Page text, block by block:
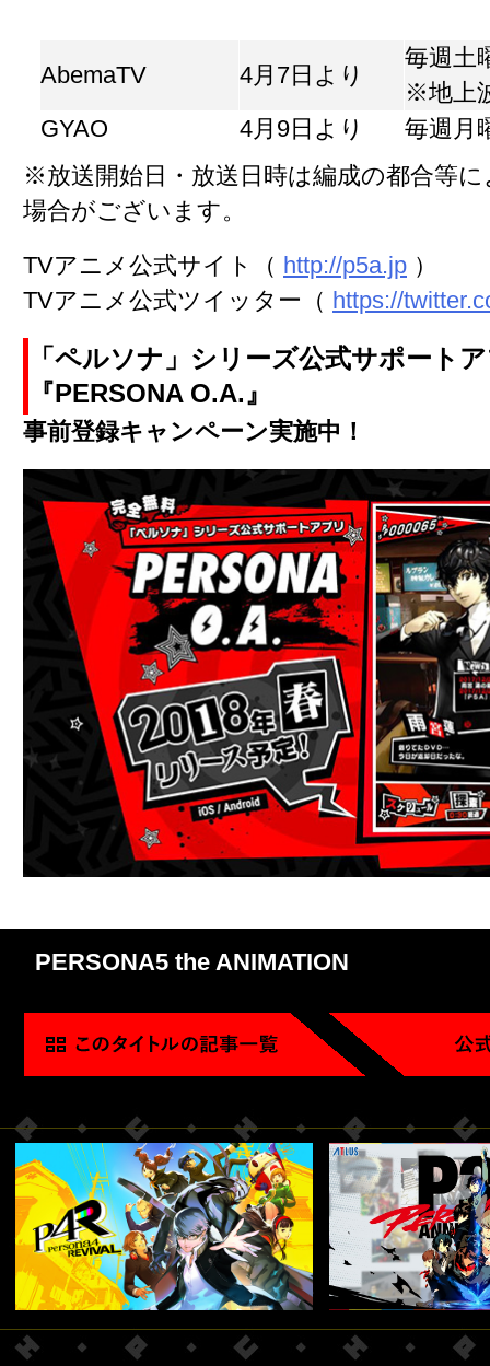
AbemaTV 4月7日より
毎週土
※地上
GYAO
4月9日より
毎週月
※放送開始日・放送日時は編成の都合等
場合がございます。
TVアニメ公式サイト（ http://p5a.jp ）
TVアニメ公式ツイッター（ https://
「ペルソナ」シリーズ公式サポート
『PERSONA O.A.』
事前登録キャンペーン実施中！
PERSONA5 the ANIMATION